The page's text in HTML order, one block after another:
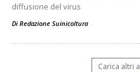
diffusione del virus
Di Redazione Suinicoltura -
Carica altri